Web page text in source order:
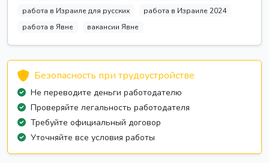
работа в Израиле для русских
работа в Израиле 2024
работа в Явне
вакансии Явне
Безопасность при трудоустройстве
Не переводите деньги работодателю
Проверяйте легальность работодателя
Требуйте официальный договор
Уточняйте все условия работы